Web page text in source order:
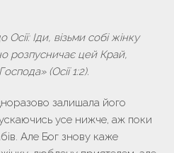
Осії: Іди, візьми собі жінку
розпусничає цей Край,
(Осії 1:2).
залишала його
усе нижче, аж поки
Але Бог знову каже